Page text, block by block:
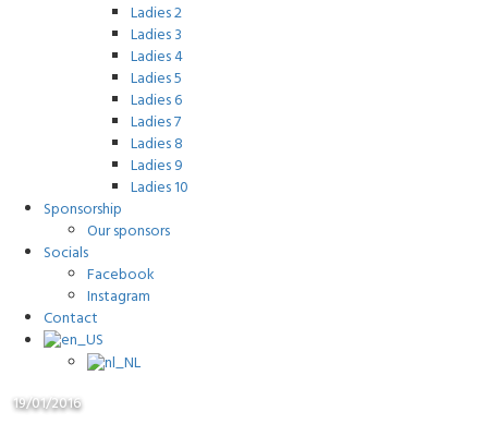
Ladies 2
Ladies 3
Ladies 4
Ladies 5
Ladies 6
Ladies 7
Ladies 8
Ladies 9
Ladies 10
Sponsorship
Our sponsors
Socials
Facebook
Instagram
Contact
19/01/2016